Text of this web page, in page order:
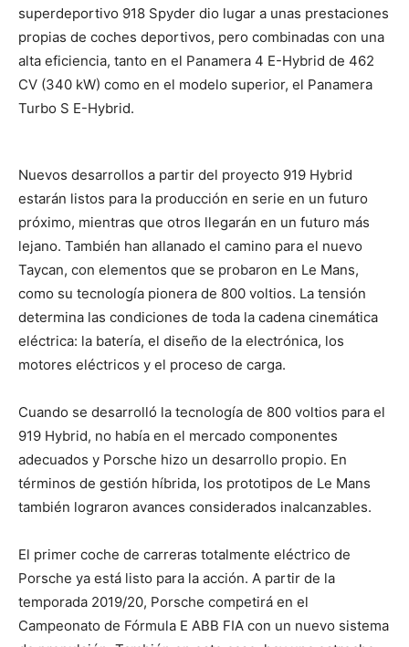
superdeportivo 918 Spyder dio lugar a unas prestaciones
propias de coches deportivos, pero combinadas con una
alta eficiencia, tanto en el Panamera 4 E-Hybrid de 462
CV (340 kW) como en el modelo superior, el Panamera
Turbo S E-Hybrid.
Nuevos desarrollos a partir del proyecto 919 Hybrid
estarán listos para la producción en serie en un futuro
próximo, mientras que otros llegarán en un futuro más
lejano. También han allanado el camino para el nuevo
Taycan, con elementos que se probaron en Le Mans,
como su tecnología pionera de 800 voltios. La tensión
determina las condiciones de toda la cadena cinemática
eléctrica: la batería, el diseño de la electrónica, los
motores eléctricos y el proceso de carga.
Cuando se desarrolló la tecnología de 800 voltios para el
919 Hybrid, no había en el mercado componentes
adecuados y Porsche hizo un desarrollo propio. En
términos de gestión híbrida, los prototipos de Le Mans
también lograron avances considerados inalcanzables.
El primer coche de carreras totalmente eléctrico de
Porsche ya está listo para la acción. A partir de la
temporada 2019/20, Porsche competirá en el
Campeonato de Fórmula E ABB FIA con un nuevo sistema